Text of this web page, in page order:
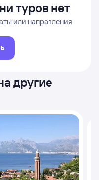
туров нет
или направления
другие